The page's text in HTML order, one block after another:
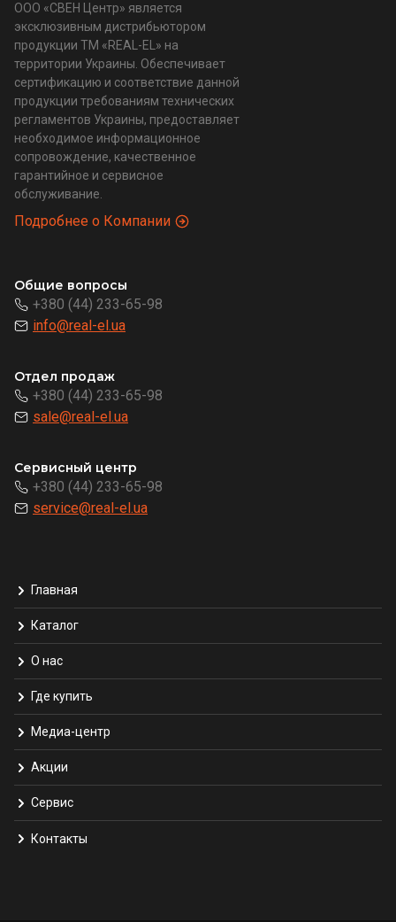
ООО «СВЕН Центр» является
эксклюзивным дистрибьютором
продукции ТМ «REAL-EL» на
территории Украины. Обеспечивает
сертификацию и соответствие данной
продукции требованиям технических
регламентов Украины, предоставляет
необходимое информационное
сопровождение, качественное
гарантийное и сервисное
обслуживание.
Подробнее о Компании
Общие вопросы
+380 (44) 233-65-98
info@real-el.ua
Отдел продаж
+380 (44) 233-65-98
sale@real-el.ua
Сервисный центр
+380 (44) 233-65-98
service@real-el.ua
Главная
Каталог
О нас
Где купить
Медиа-центр
Акции
Сервис
Контакты